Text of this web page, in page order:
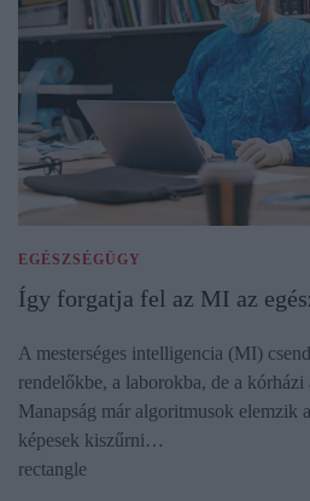
EGÉSZSÉGÜGY
Így forgatja fel az MI az
A mesterséges intelligencia (MI)
rendelőkbe, a laborokba, de a
Manapság már algoritmusok elemzik
képesek kiszűrni…
rectangle